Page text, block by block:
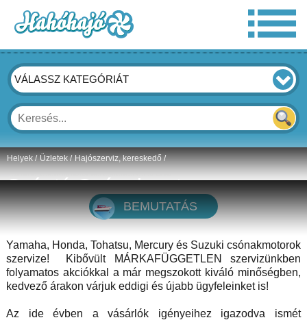
VÁLASSZ KATEGÓRIÁT
Helyek/ Üzletek/ Hajószerviz, kereskedő/
Szántó Csónakmotor
kereskedés és szerviz
Dunakeszi, Fő út 196, 2120 Magyarország
3.7 pont,10 szavazat Szavazatok részletei
BEMUTATÁS
Yamaha, Honda, Tohatsu, Mercury és Suzuki csónakmotorok
szervize! Kibővült MÁRKAFÜGGETLEN szervizünkben
folyamatos akciókkal a már megszokott kiváló minőségben,
kedvező árakon várjuk eddigi és újabb ügyfeleinket is!
Az ide évben a vásárlók igényeihez igazodva ismét